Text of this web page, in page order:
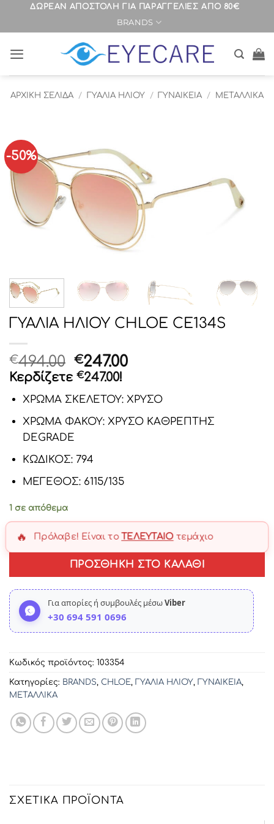
ΜετάβασηΔΩΡΕΑΝ ΑΠΟΣΤΟΛΗ ΓΙΑ ΠΑΡΑΓΓΕΛΙΕΣ ΑΠΟ 80€
BRANDS
ΑΡΧΙΚΉ ΣΕΛΊΔΑ / ΓΥΑΛΙΑ ΗΛΙΟΥ / ΓΥΝΑΙΚΕΙΑ / ΜΕΤΑΛΛΙΚΑ
-50%
ΓΥΑΛΙΑ ΗΛΙΟΥ CHLOE CE134S
€494.00 Original
price
was:
€494.00.
€247.00Η
τιμή
είναι:
€247.00.
Κερδίζετε €247.00!
ΧΡΩΜΑ ΣΚΕΛΕΤΟΥ: ΧΡΥΣΟ
ΧΡΩΜΑ ΦΑΚΟΥ: ΧΡΥΣΟ ΚΑΘΡΕΠΤΗΣ
DEGRADE
ΚΩΔΙΚΟΣ: 794
ΜΕΓΕΘΟΣ: 6115/135
1 σε απόθεμα
🔥 Πρόλαβε! Είναι τοΤΕΛΕΥΤΑΊΟτεμάχιο
ΠΡΟΣΘΉΚΗ ΣΤΟ ΚΑΛΆΘΙ
Για απορίες ή συμβουλές μέσωViber
+30 694 591 0696
Κωδικός προϊόντος: 103354
Κατηγορίες: BRANDS, CHLOE, ΓΥΑΛΙΑ ΗΛΙΟΥ, ΓΥΝΑΙΚΕΙΑ,
ΜΕΤΑΛΛΙΚΑ
ΣΧΕΤΙΚΆ ΠΡΟΪΌΝΤΑ